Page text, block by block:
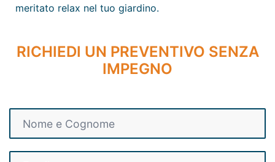
meritato relax nel tuo giardino.
RICHIEDI UN PREVENTIVO SENZA
IMPEGNO